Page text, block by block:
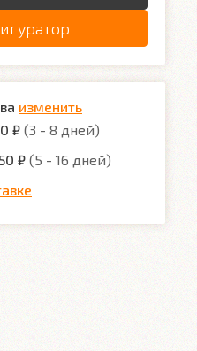
изменить
₽ (3 - 8 дней)
₽ (5 - 16 дней)